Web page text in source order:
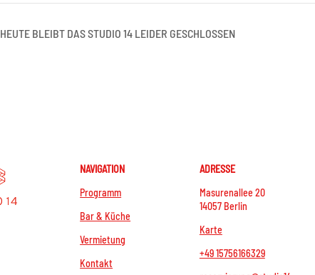
HEUTE BLEIBT DAS STUDIO 14 LEIDER GESCHLOSSEN
NAVIGATION
Programm
Bar & Küche
Vermietung
Kontakt
ADRESSE
Masurenallee 20
14057 Berlin
Karte
+49 15756166329